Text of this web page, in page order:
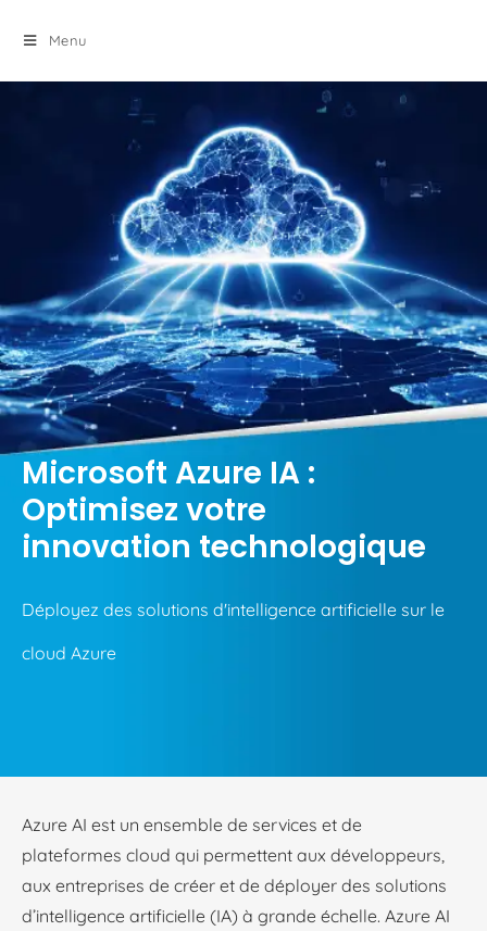
Menu
Microsoft Azure IA :
Optimisez votre
innovation technologique
Déployez des solutions d'intelligence artificielle sur le
cloud Azure
Azure AI est un ensemble de services et de
plateformes cloud qui permettent aux développeurs,
aux entreprises de créer et de déployer des solutions
d’intelligence artificielle (IA) à grande échelle. Azure AI